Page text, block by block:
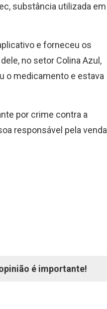
substância utilizada em
e forneceu os
no setor Colina Azul,
o medicamento e estava
por crime contra a
responsável pela venda
é importante!